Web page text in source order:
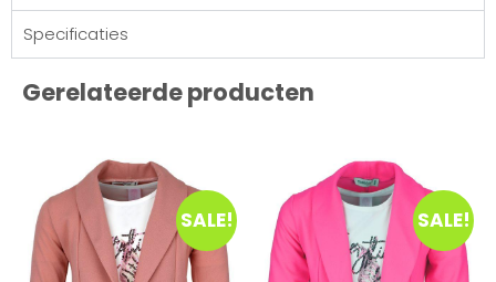
Specificaties
Gerelateerde producten
SALE! SALE!